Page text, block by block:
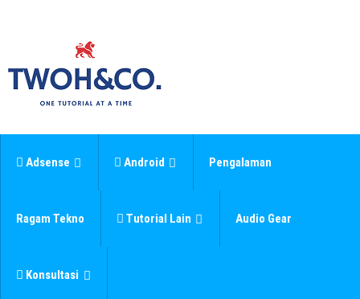
Adsense Android Pengalaman
Ragam Tekno Tutorial Lain Audio Gear
Konsultasi